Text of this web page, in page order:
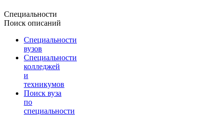
Специальности
Поиск описаний
Специальности
вузов
Специальности
колледжей
и
техникумов
Поиск вуза
по
специальности